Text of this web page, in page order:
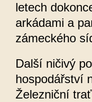
letech
arkádami a
zámeckého
Další ničivý
hospodářství
Železniční